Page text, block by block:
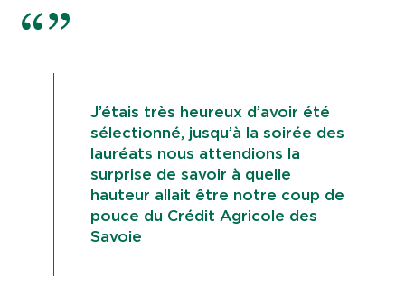
J’étais très heureux d’avoir été
sélectionné, jusqu’à la soirée des
lauréats nous attendions la
surprise de savoir à quelle
hauteur allait être notre coup de
pouce du Crédit Agricole des
Savoie